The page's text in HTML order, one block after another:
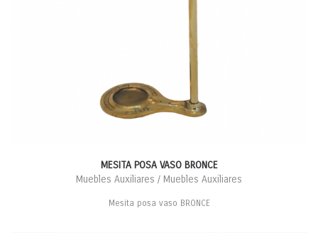
MESITA POSA VASO BRONCE
Muebles Auxiliares / Muebles Auxiliares
Mesita posa vaso BRONCE